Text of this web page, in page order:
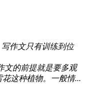
作文只有训练到位
文的前提就是要多观
这种植物。一般情...